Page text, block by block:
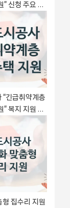
” 신청 주요 정
일과 신청 절차
“긴급취약계층
” 복지 지원 정
및 필요 서류
집수리 지원